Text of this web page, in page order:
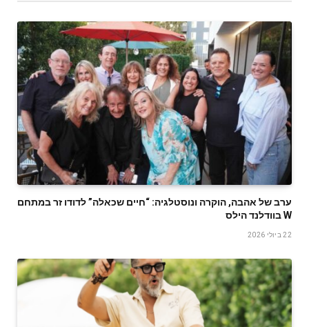
ערב של אהבה, הוקרה ונוסטלגיה: “חיים שכאלה” לדודו זר במתחם
W בוודלנד הילס
22 ביולי 2026